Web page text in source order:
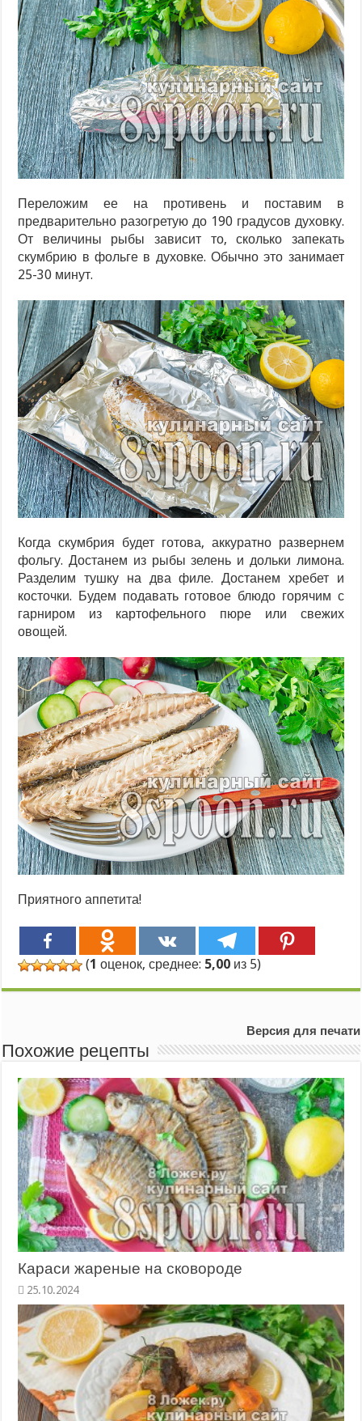
Переложим ее на противень и поставим в
предварительно разогретую до 190 градусов духовку.
От величины рыбы зависит то, сколько запекать
скумбрию в фольге в духовке. Обычно это занимает
25-30 минут.
Когда скумбрия будет готова, аккуратно развернем
фольгу. Достанем из рыбы зелень и дольки лимона.
Разделим тушку на два филе. Достанем хребет и
косточки. Будем подавать готовое блюдо горячим с
гарниром из картофельного пюре или свежих
овощей.
Приятного аппетита!
(1 оценок, среднее: 5,00 из 5)
Версия для печати
Похожие рецепты
Караси жареные на сковороде